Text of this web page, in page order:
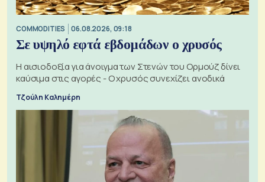
COMMODITIES 06.08.2026, 09:18
Σε υψηλό εφτά εβδομάδων ο χρυσός
Η αισιοδοξία για άνοιγμα των Στενών του Ορμούζ δίνει
καύσιμα στις αγορές - Ο χρυσός συνεχίζει ανοδικά
Τζούλη Καλημέρη